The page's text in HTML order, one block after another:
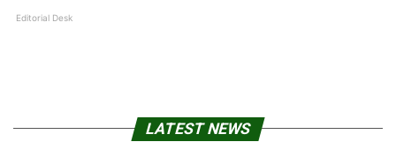
Editorial Desk
LATEST NEWS